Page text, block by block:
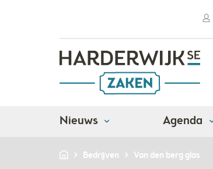
Nieuws Agenda
Bedrijven Van den berg glas